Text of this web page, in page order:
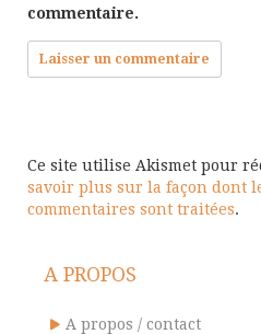
commentaire.
Ce site utilise Akismet pour
savoir plus sur la façon dont
commentaires sont traitées.
A PROPOS
A propos / contact